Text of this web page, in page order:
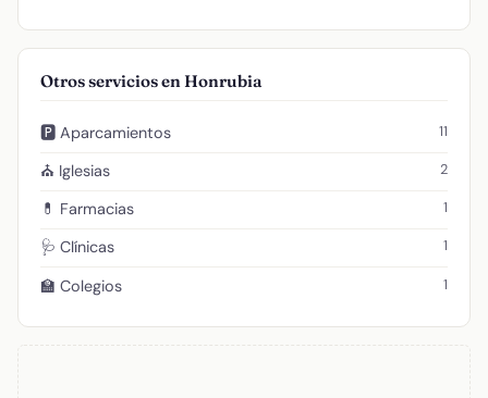
Otros servicios en Honrubia
🅿️ Aparcamientos 11
⛪ Iglesias 2
💊 Farmacias 1
🩺 Clínicas 1
🏫 Colegios 1